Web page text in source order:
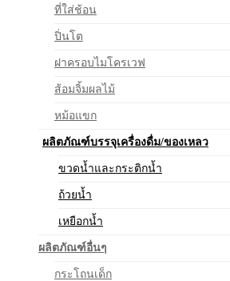
ที่ใส่ช้อน
ปิ่นโต
ฝาครอบไมโครเวฟ
ส้อมจิ้มผลไม้
หม้อแขก
ผลิตภัณฑ์บรรจุเครื่องดื่ม/ของเหลว
ขวดน้ำและกระติกน้ำ
ถ้วยน้ำ
เหยือกน้ำ
ผลิตภัณฑ์อื่นๆ
กระโถนเด็ก